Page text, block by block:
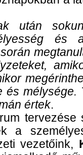
után
és
és mélysége.
értek.
tervezése
a
vezetőink,